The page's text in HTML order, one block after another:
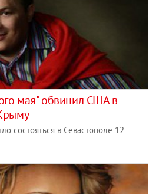
мая" обвинил США в
состояться в Севастополе 12